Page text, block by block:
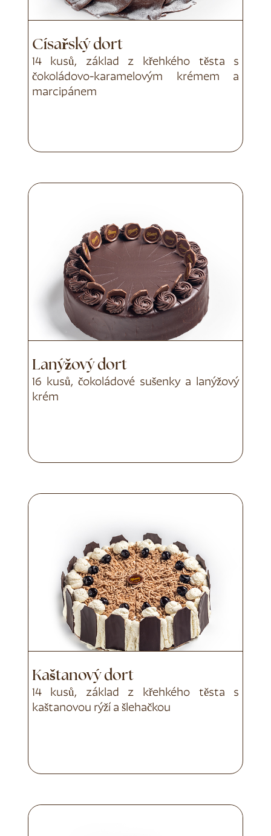
Císařský dort
14 kusů, základ z křehkého těsta s
čokoládovo-karamelovým krémem a
marcipánem
Lanýžový dort
16 kusů, čokoládové sušenky a lanýžový
krém
Kaštanový dort
14 kusů, základ z křehkého těsta s
kaštanovou rýží a šlehačkou